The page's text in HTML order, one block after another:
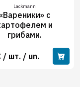
Lackmann
с
и
грибами.
/ шт. / un.